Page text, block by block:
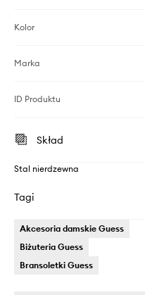
Kolor
Marka
ID Produktu
Skład
Stal nierdzewna
Tagi
Akcesoria damskie Guess
Biżuteria Guess
Bransoletki Guess